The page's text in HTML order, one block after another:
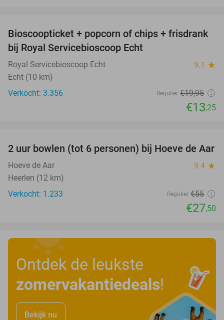
34%
Bioscoopticket + popcorn of chips + frisdrank
bij Royal Servicebioscoop Echt
Royal Servicebioscoop Echt 9.1 star
Echt (10 km)
Verkocht: 3.356
Regulier €19,95
€13,25
50%
2 uur bowlen (tot 6 personen) bij Hoeve de Aar
Hoeve de Aar 9.4 star
Heerlen (12 km)
Verkocht: 1.233
Regulier €55
€27,50
Ontdek de leukste
zomervakantiedeals!
Bekijk nu